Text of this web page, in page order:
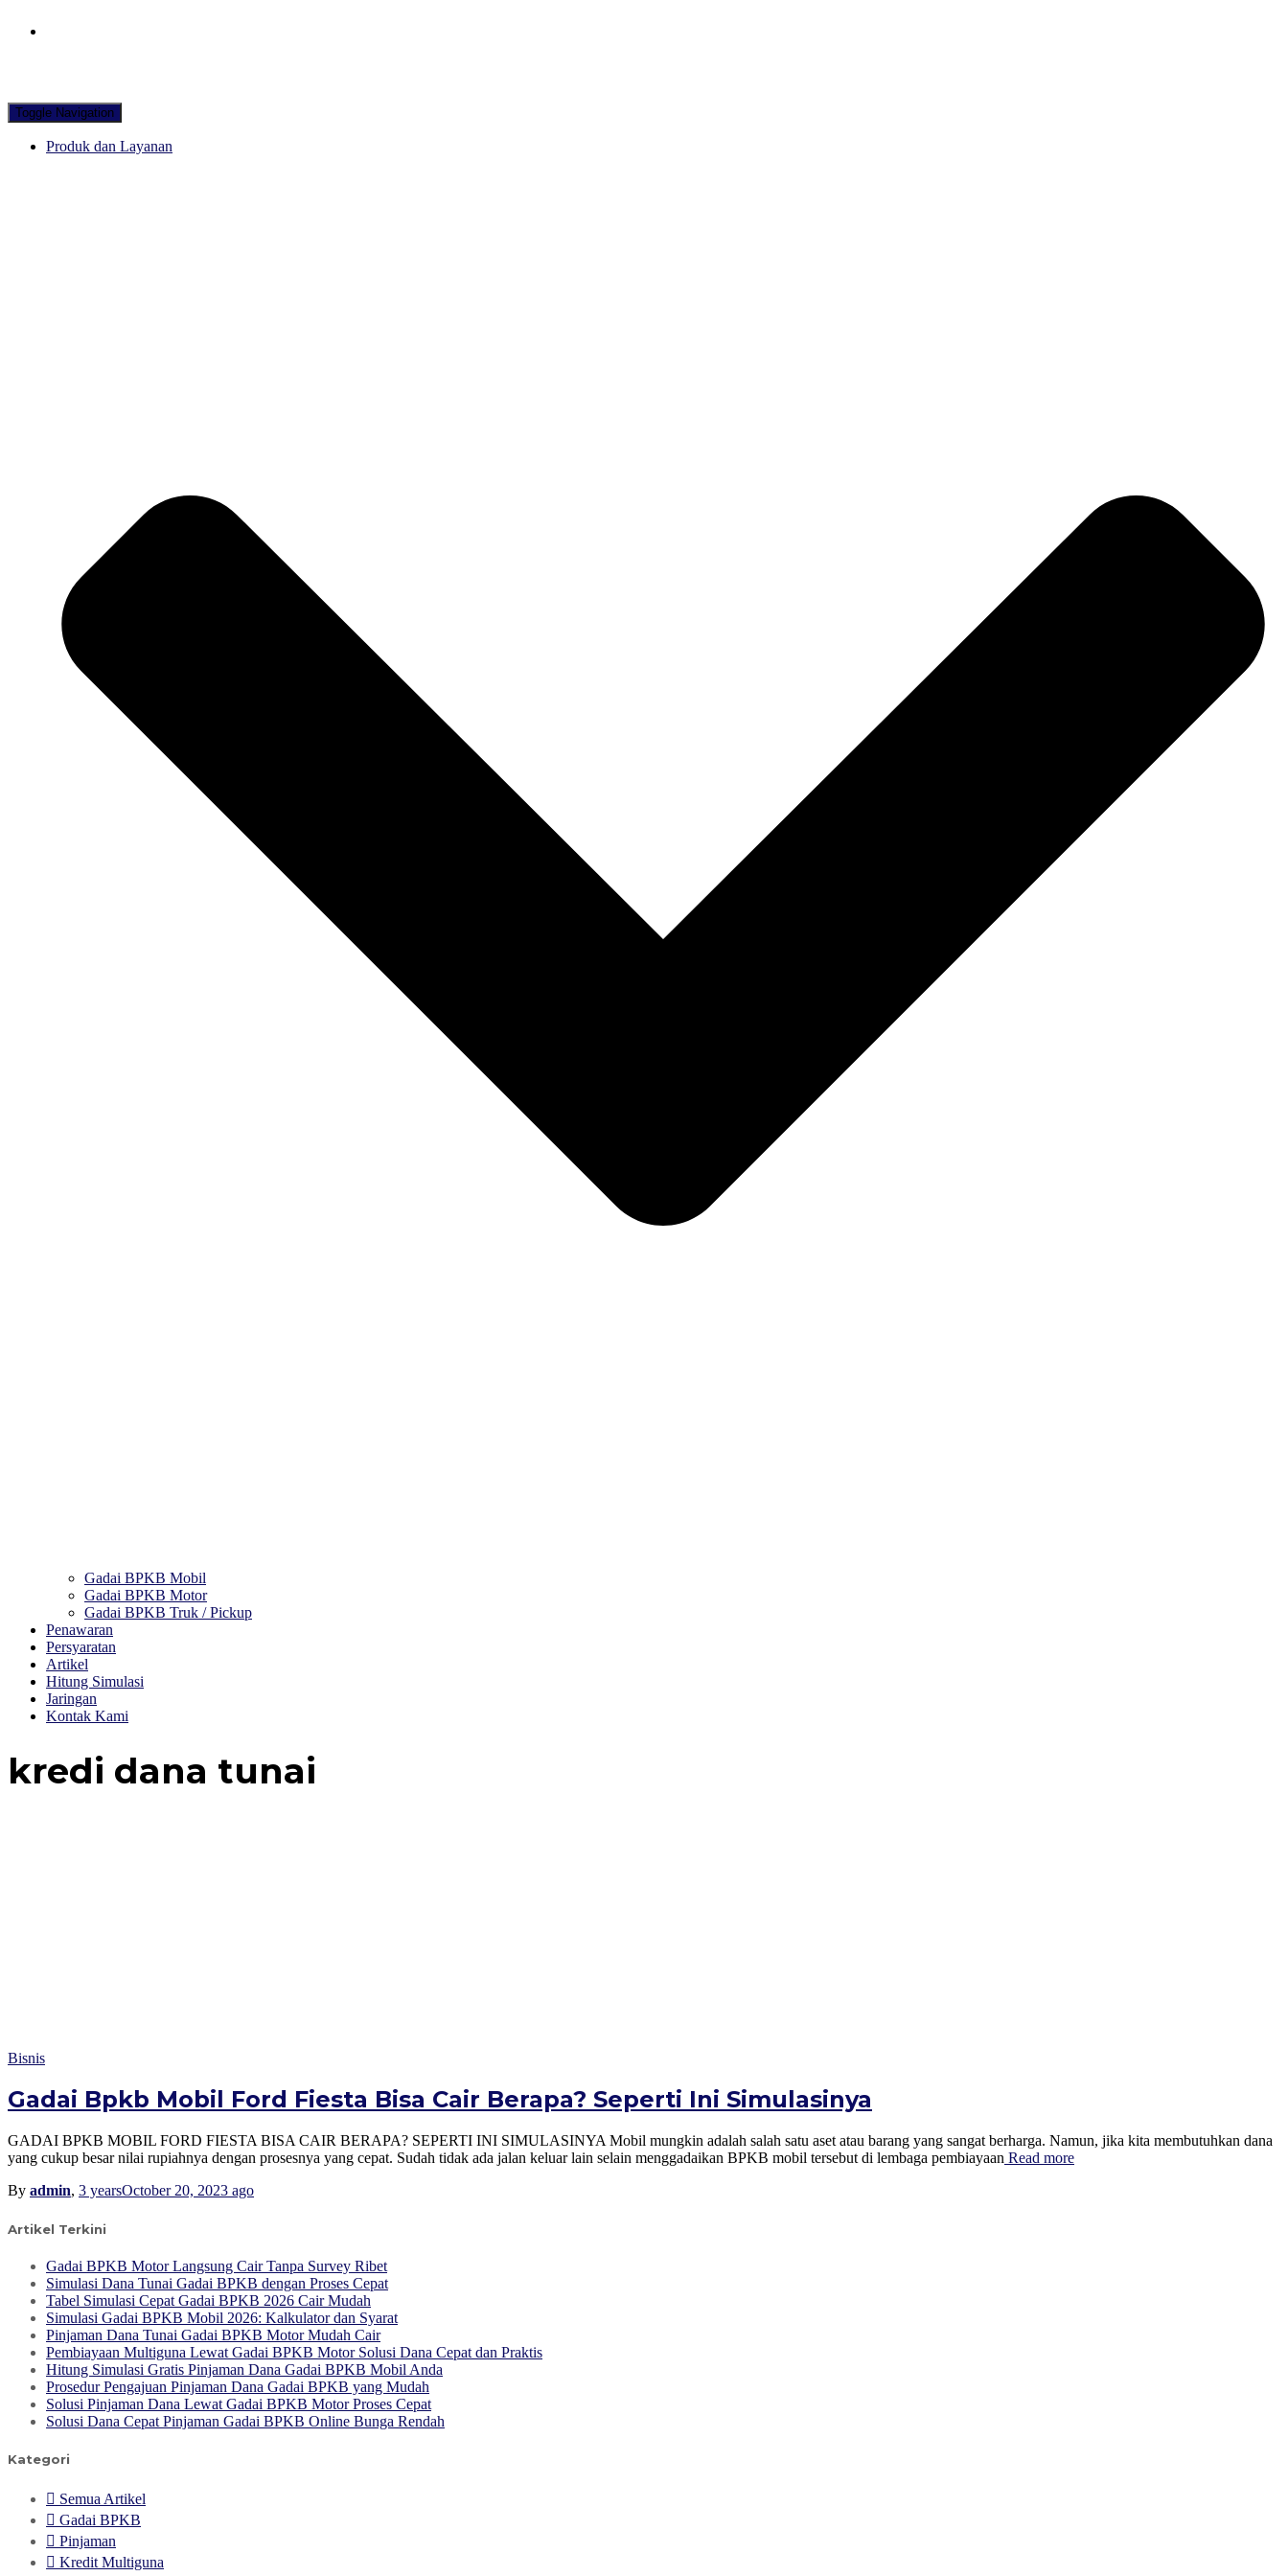
Toggle Navigation
Produk dan Layanan
Gadai BPKB Mobil
Gadai BPKB Motor
Gadai BPKB Truk / Pickup
Penawaran
Persyaratan
Artikel
Hitung Simulasi
Jaringan
Kontak Kami
kredi dana tunai
Bisnis
Gadai Bpkb Mobil Ford Fiesta Bisa Cair Berapa? Seperti Ini Simulasinya
GADAI BPKB MOBIL FORD FIESTA BISA CAIR BERAPA? SEPERTI INI SIMULASINYA Mobil mungkin adalah salah satu aset atau barang yang sangat berharga. Namun, jika kita membutuhkan dana
yang cukup besar nilai rupiahnya dengan prosesnya yang cepat. Sudah tidak ada jalan keluar lain selain menggadaikan BPKB mobil tersebut di lembaga pembiayaan Read more
By admin, 3 yearsOctober 20, 2023 ago
Artikel Terkini
Gadai BPKB Motor Langsung Cair Tanpa Survey Ribet
Simulasi Dana Tunai Gadai BPKB dengan Proses Cepat
Tabel Simulasi Cepat Gadai BPKB 2026 Cair Mudah
Simulasi Gadai BPKB Mobil 2026: Kalkulator dan Syarat
Pinjaman Dana Tunai Gadai BPKB Motor Mudah Cair
Pembiayaan Multiguna Lewat Gadai BPKB Motor Solusi Dana Cepat dan Praktis
Hitung Simulasi Gratis Pinjaman Dana Gadai BPKB Mobil Anda
Prosedur Pengajuan Pinjaman Dana Gadai BPKB yang Mudah
Solusi Pinjaman Dana Lewat Gadai BPKB Motor Proses Cepat
Solusi Dana Cepat Pinjaman Gadai BPKB Online Bunga Rendah
Kategori
Semua Artikel
Gadai BPKB
Pinjaman
Kredit Multiguna